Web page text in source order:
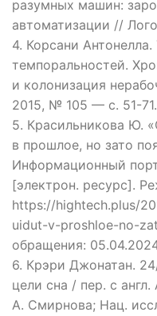
разумных машин:
автоматизации //
4. Корсани
темпоральностей.
и колонизация
2015, № 105 — с. 51-71.
5. Красильникова Ю.
в прошлое, но зато
Информационный
[электрон. ресурс].
https://hightech.plus/
uidut-v-proshloe-no-
обращения:
6. Крэри Джонатан.
цели сна / пер. с
А. Смирнова; Нац.